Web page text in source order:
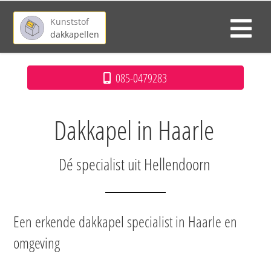
Kunststof
dakkapellen
085-0479283
Dakkapel in Haarle
Dé specialist uit Hellendoorn
Een erkende dakkapel specialist in Haarle en
omgeving